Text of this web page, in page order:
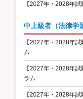
【2027年・2028年
中上級者（法律学
【2027年・2028年
ム
【2027年・2028年
ラム
【2027年・2028年